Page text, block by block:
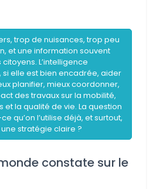
trop de nuisances, trop peu
et une information souvent
L’intelligence
si elle est bien encadrée, aider
planifier, mieux coordonner,
des travaux sur la mobilité,
et la qualité de vie. La question
qu’on l’utilise déjà, et surtout,
stratégie claire ?
constate sur le